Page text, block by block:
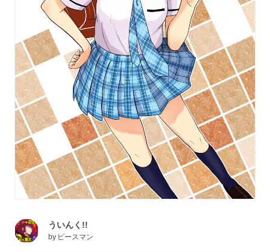
ういんく!!
by ピースマン